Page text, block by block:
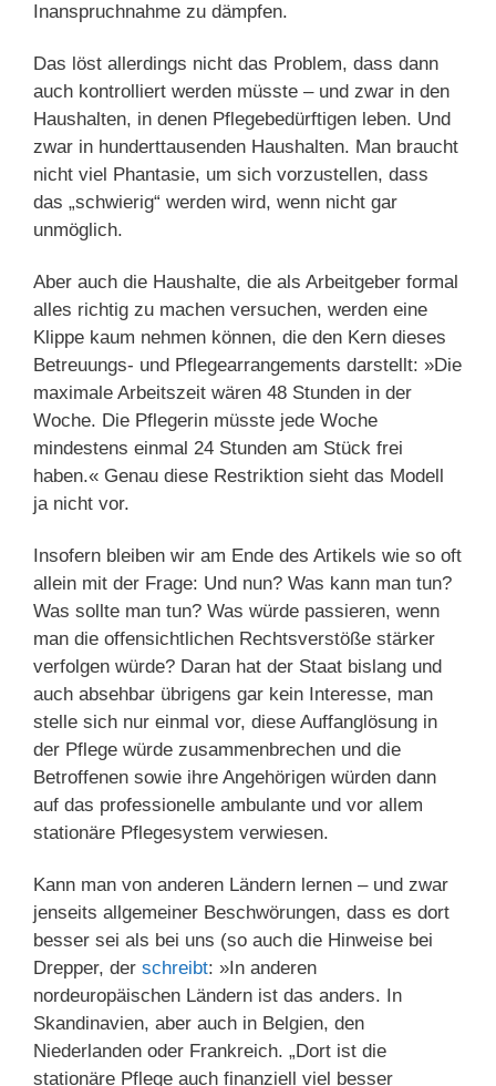
Inanspruchnahme zu dämpfen.
Das löst allerdings nicht das Problem, dass dann
auch kontrolliert werden müsste – und zwar in den
Haushalten, in denen Pflegebedürftigen leben. Und
zwar in hunderttausenden Haushalten. Man braucht
nicht viel Phantasie, um sich vorzustellen, dass
das „schwierig“ werden wird, wenn nicht gar
unmöglich.
Aber auch die Haushalte, die als Arbeitgeber formal
alles richtig zu machen versuchen, werden eine
Klippe kaum nehmen können, die den Kern dieses
Betreuungs- und Pflegearrangements darstellt: »Die
maximale Arbeitszeit wären 48 Stunden in der
Woche. Die Pflegerin müsste jede Woche
mindestens einmal 24 Stunden am Stück frei
haben.« Genau diese Restriktion sieht das Modell
ja nicht vor.
Insofern bleiben wir am Ende des Artikels wie so oft
allein mit der Frage: Und nun? Was kann man tun?
Was sollte man tun? Was würde passieren, wenn
man die offensichtlichen Rechtsverstöße stärker
verfolgen würde? Daran hat der Staat bislang und
auch absehbar übrigens gar kein Interesse, man
stelle sich nur einmal vor, diese Auffanglösung in
der Pflege würde zusammenbrechen und die
Betroffenen sowie ihre Angehörigen würden dann
auf das professionelle ambulante und vor allem
stationäre Pflegesystem verwiesen.
Kann man von anderen Ländern lernen – und zwar
jenseits allgemeiner Beschwörungen, dass es dort
besser sei als bei uns (so auch die Hinweise bei
Drepper, der schreibt: »In anderen
nordeuropäischen Ländern ist das anders. In
Skandinavien, aber auch in Belgien, den
Niederlanden oder Frankreich. „Dort ist die
stationäre Pflege auch finanziell viel besser